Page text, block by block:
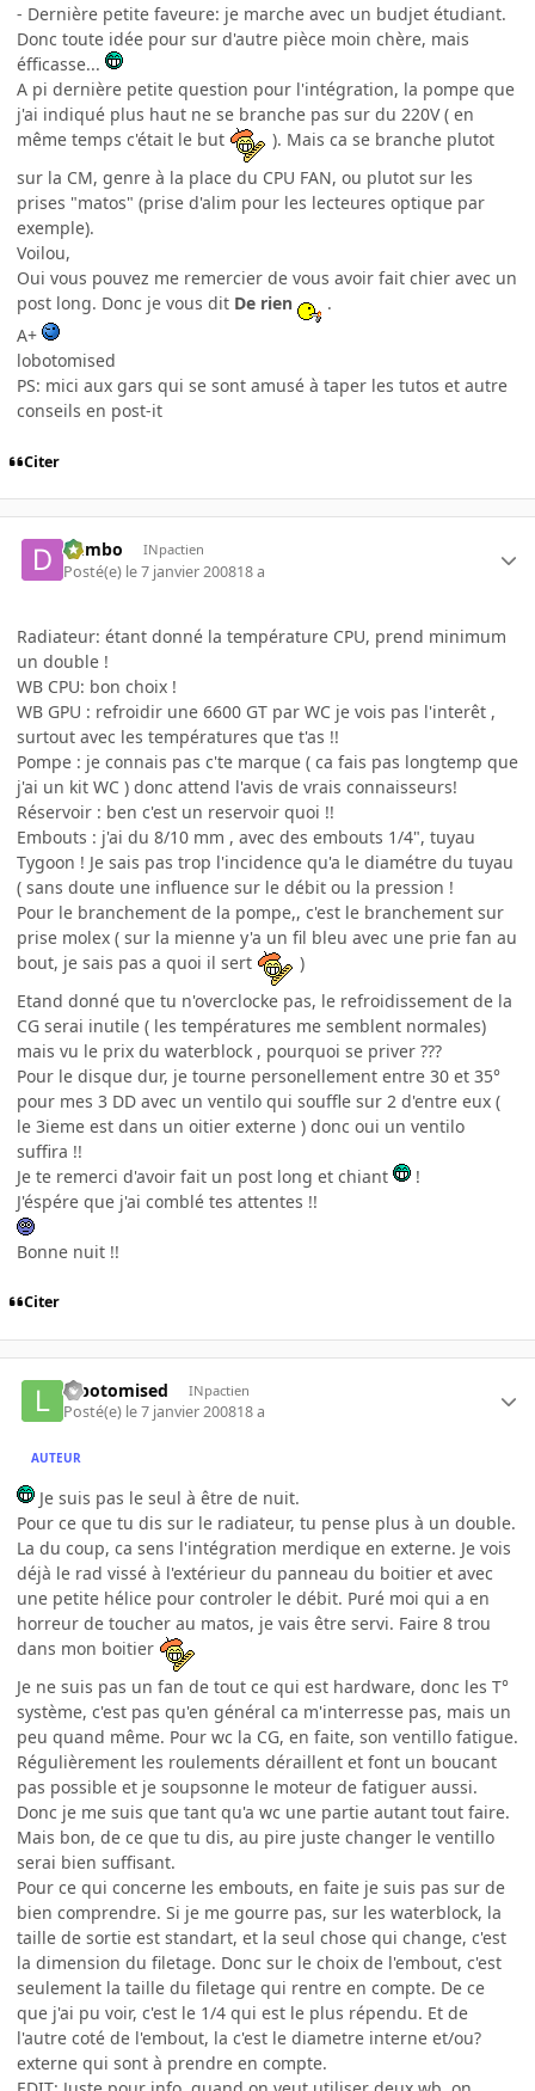
- Dernière petite faveure: je marche avec un budjet étudiant.
Donc toute idée pour sur d'autre pièce moin chère, mais
éfficasse...
A pi dernière petite question pour l'intégration, la pompe que
j'ai indiqué plus haut ne se branche pas sur du 220V ( en
même temps c'était le but
). Mais ca se branche plutot
sur la CM, genre à la place du CPU FAN, ou plutot sur les
prises "matos" (prise d'alim pour les lecteures optique par
exemple).
Voilou,
Oui vous pouvez me remercier de vous avoir fait chier avec un
post long. Donc je vous dit De rien
.
A+
lobotomised
PS: mici aux gars qui se sont amusé à taper les tutos et autre
conseils en post-it
Citer
dumbo INpactien
Posté(e) le 7 janvier 200818 a
Radiateur: étant donné la température CPU, prend minimum
un double !
WB CPU: bon choix !
WB GPU : refroidir une 6600 GT par WC je vois pas l'interêt ,
surtout avec les températures que t'as !!
Pompe : je connais pas c'te marque ( ca fais pas longtemp que
j'ai un kit WC ) donc attend l'avis de vrais connaisseurs!
Réservoir : ben c'est un reservoir quoi !!
Embouts : j'ai du 8/10 mm , avec des embouts 1/4", tuyau
Tygoon ! Je sais pas trop l'incidence qu'a le diamétre du tuyau
( sans doute une influence sur le débit ou la pression !
Pour le branchement de la pompe,, c'est le branchement sur
prise molex ( sur la mienne y'a un fil bleu avec une prie fan au
bout, je sais pas a quoi il sert
)
Etand donné que tu n'overclocke pas, le refroidissement de la
CG serai inutile ( les températures me semblent normales)
mais vu le prix du waterblock , pourquoi se priver ???
Pour le disque dur, je tourne personellement entre 30 et 35°
pour mes 3 DD avec un ventilo qui souffle sur 2 d'entre eux (
le 3ieme est dans un oitier externe ) donc oui un ventilo
suffira !!
Je te remerci d'avoir fait un post long et chiant
!
J'éspére que j'ai comblé tes attentes !!
Bonne nuit !!
Citer
lobotomised INpactien
Posté(e) le 7 janvier 200818 a
AUTEUR
Je suis pas le seul à être de nuit.
Pour ce que tu dis sur le radiateur, tu pense plus à un double.
La du coup, ca sens l'intégration merdique en externe. Je vois
déjà le rad vissé à l'extérieur du panneau du boitier et avec
une petite hélice pour controler le débit. Puré moi qui a en
horreur de toucher au matos, je vais être servi. Faire 8 trou
dans mon boitier
Je ne suis pas un fan de tout ce qui est hardware, donc les T°
système, c'est pas qu'en général ca m'interresse pas, mais un
peu quand même. Pour wc la CG, en faite, son ventillo fatigue.
Régulièrement les roulements déraillent et font un boucant
pas possible et je soupsonne le moteur de fatiguer aussi.
Donc je me suis que tant qu'a wc une partie autant tout faire.
Mais bon, de ce que tu dis, au pire juste changer le ventillo
serai bien suffisant.
Pour ce qui concerne les embouts, en faite je suis pas sur de
bien comprendre. Si je me gourre pas, sur les waterblock, la
taille de sortie est standart, et la seul chose qui change, c'est
la dimension du filetage. Donc sur le choix de l'embout, c'est
seulement la taille du filetage qui rentre en compte. De ce
que j'ai pu voir, c'est le 1/4 qui est le plus répendu. Et de
l'autre coté de l'embout, la c'est le diametre interne et/ou?
externe qui sont à prendre en compte.